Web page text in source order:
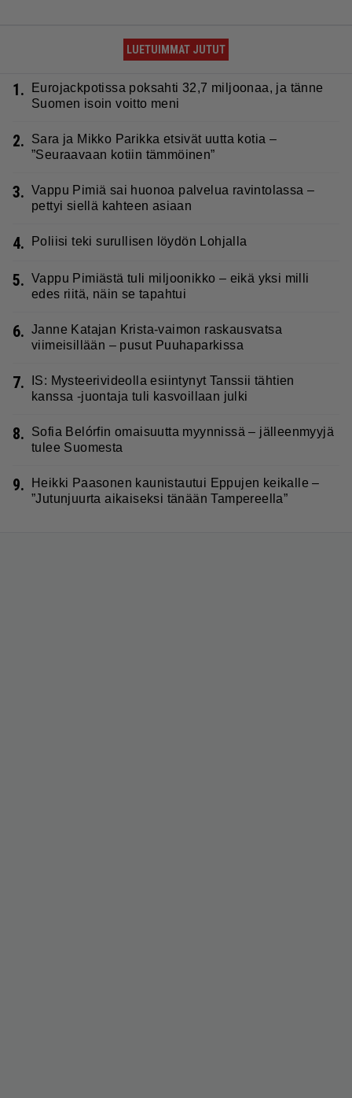
LUETUIMMAT JUTUT
1.
Eurojackpotissa poksahti 32,7 miljoonaa, ja tänne
Suomen isoin voitto meni
2.
Sara ja Mikko Parikka etsivät uutta kotia –
”Seuraavaan kotiin tämmöinen”
3. Vappu Pimiä sai huonoa palvelua ravintolassa –
pettyi siellä kahteen asiaan
4. Poliisi teki surullisen löydön Lohjalla
5. Vappu Pimiästä tuli miljoonikko – eikä yksi milli
edes riitä, näin se tapahtui
6. Janne Katajan Krista-vaimon raskausvatsa
viimeisillään – pusut Puuhaparkissa
7.
IS: Mysteerivideolla esiintynyt Tanssii tähtien
kanssa -juontaja tuli kasvoillaan julki
8.
Sofia Belórfin omaisuutta myynnissä – jälleenmyyjä
tulee Suomesta
9.
Heikki Paasonen kaunistautui Eppujen keikalle –
”Jutunjuurta aikaiseksi tänään Tampereella”